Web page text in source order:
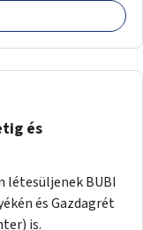
a megállókat.
és
létesüljenek BUBI
és Gazdagrét
is.